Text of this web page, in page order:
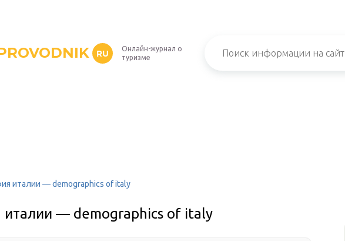
RU
Онлайн-журнал о
туризме
италии — demographics of italy
— demographics of italy